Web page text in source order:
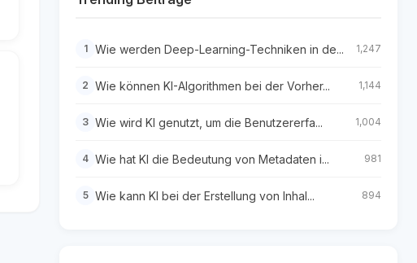
1 Wie werden Deep-Learning-Techniken in de... 1,247
2 Wie können KI-Algorithmen bei der Vorher... 1,144
3 Wie wird KI genutzt, um die Benutzererfa... 1,004
4 Wie hat KI die Bedeutung von Metadaten i... 981
5 Wie kann KI bei der Erstellung von Inhal... 894